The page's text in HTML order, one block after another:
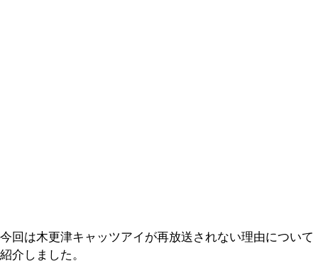
今回は木更津キャッツアイが再放送されない理由について
紹介しました。